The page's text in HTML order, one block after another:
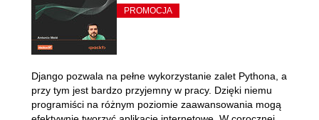
PROMOCJA
Django pozwala na pełne wykorzystanie zalet Pythona, a
przy tym jest bardzo przyjemny w pracy. Dzięki niemu
programiści na różnym poziomie zaawansowania mogą